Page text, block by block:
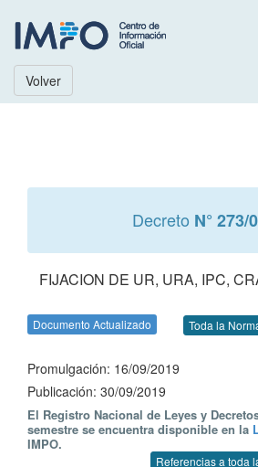
Volver
Decreto N° 273/
FIJACION DE UR, URA, IPC,
Documento Actualizado Toda la
Promulgación: 16/09/2019
Publicación: 30/09/2019
El Registro Nacional de Leyes y
semestre se encuentra disponible en la
IMPO.
Referencias a toda